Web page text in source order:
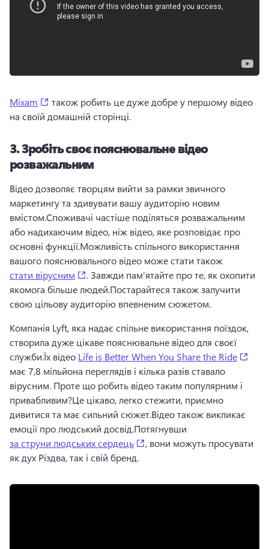
Mixam (opens in a new tab)
також робить це дуже добре у першому відео
на своїй домашній сторінці.
3.Зробіть своє пояснювальне відео
розважальним
Відео дозволяє творцям вийти за рамки звичного
маркетингу та здивувати вашу аудиторію новим
вмістом.Споживачі частіше поділяться розважальним
або надихаючим відео, ніж відео, яке розповідає про
основні функції.Можливість спільного використання
вашого пояснювального відео може стати також
стати вірусним
(opens in a new tab)
. Завжди пам’ятайте про те, як охопити
якомога більше людей.Постарайтеся також залучити
свою цільову аудиторію впевненим сюжетом.
Компанія Lyft, яка надає спільне використання поїздок,
створила дуже цікаве пояснювальне відео для своєї
служби.Їх відео Life is Better When You Share the Ride
має 7,8 мільйона переглядів і кілька разів ставало
вірусним. Проте що робить відео таким популярним і
привабливим?Це цікаво, легко стежити, приємно
дивитися та має сильний сюжет.Відео також викликає
емоції про людський досвід.Потягнувши
за струни людських сердець
(opens in a new tab)
, вони можуть просувати
як дух Різдва, так і свій бренд.